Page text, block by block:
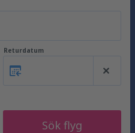
Returdatum
Sök flyg